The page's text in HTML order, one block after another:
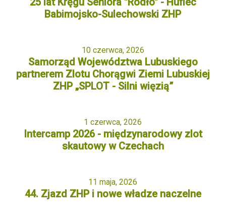
Babimojsko-Sulechowski ZHP
10 czerwca, 2026
Samorząd Województwa Lubuskiego
partnerem Zlotu Chorągwi Ziemi Lubuskiej
ZHP „SPLOT - Silni więzią”
1 czerwca, 2026
Intercamp 2026 - międzynarodowy zlot
skautowy w Czechach
11 maja, 2026
44. Zjazd ZHP i nowe władze naczelne